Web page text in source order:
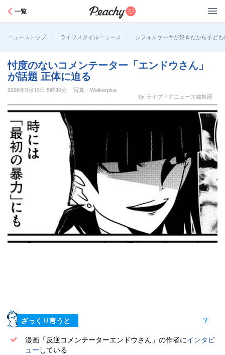
一覧
ニューストップ > ライフスタイルニュース > シフォンケーキが好きだから子ど
忖度のないコメンテーター「エンドウさん」
が話題 正体に迫る
2026年5月13日 5時30分
写真：Walkerplus
by ライブドアニュース編集部
ざっくり言うと
漫画「反逆コメンテーターエンドウさん」の作者にインタビ
ュー している